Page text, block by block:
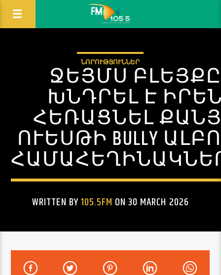
ՆՈՐՈՒԹՅՈՒՆՆԵՐ
ՋԵՅՄՍ ԲԼԵՅՔԸ
ԽՆԴՐԵԼ Է
ՀԵՌԱՑՆԵԼ
ՈՒԵՍԹԻ BULLY
WRITTEN BY105.5FM ON 30 MARCH 2026